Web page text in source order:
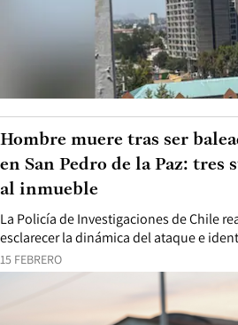
15 FEBRERO
La Policía de Investigaciones de Chile
esclarecer la dinámica del ataque e
Hombre muere tras ser
en San Pedro de la Paz: tres
al inmueble